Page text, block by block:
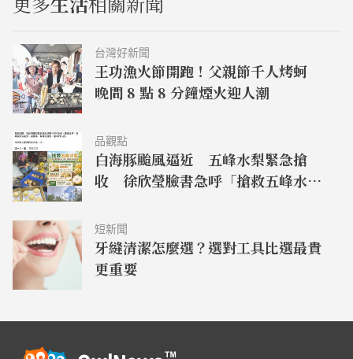
台灣好新聞
王功漁火節開跑！父親節千人烤蚵
晚間 8 點 8 分鐘煙火迎人潮
品觀點
白海豚颱風逼近 五峰水梨緊急搶
收 徐欣瑩臉書急呼「搶救五峰水
短新聞
牙縫清潔怎麼選？選對工具比選最貴
更重要